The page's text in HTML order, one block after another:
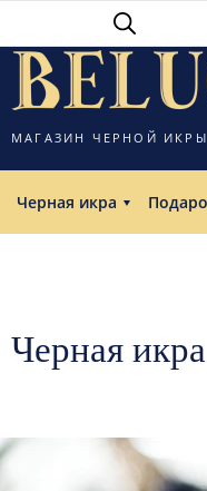
МАГАЗИН ЧЕРНОЙ ИКРЫ
Черная икра
Черная